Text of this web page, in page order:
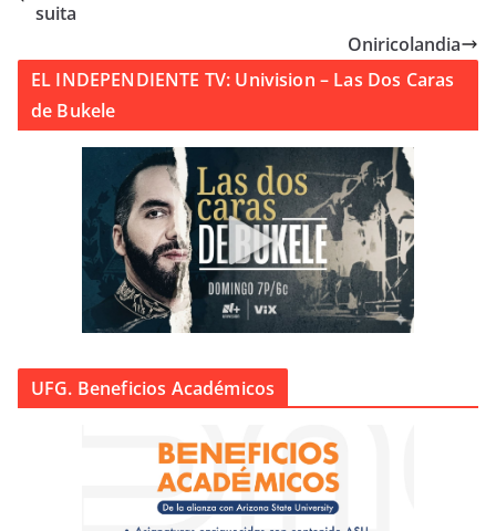
suita
Oniricolandia
EL INDEPENDIENTE TV: Univision – Las Dos Caras
de Bukele
UFG. Beneficios Académicos